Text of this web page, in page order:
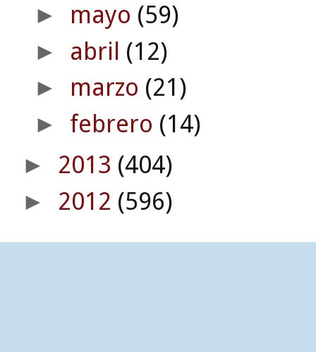
► mayo (59)
► abril (12)
► marzo (21)
► febrero (14)
► 2013 (404)
► 2012 (596)